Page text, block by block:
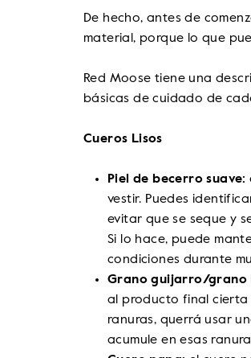
De hecho, antes de
material, porque lo que
Red Moose tiene una
básicas de cuidado de
Cueros Lisos
Piel de becerro suave:
vestir. Puedes
evitar que se seque y
Si lo hace, puede
condiciones durante
Grano guijarro/grano
al producto final cierta
ranuras, querrá usar
acumule en esas